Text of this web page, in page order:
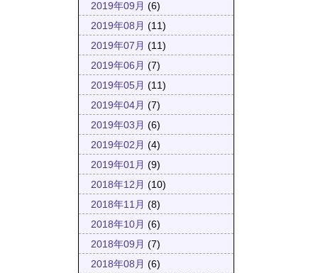
2019年09月 (6)
2019年08月 (11)
2019年07月 (11)
2019年06月 (7)
2019年05月 (11)
2019年04月 (7)
2019年03月 (6)
2019年02月 (4)
2019年01月 (9)
2018年12月 (10)
2018年11月 (8)
2018年10月 (6)
2018年09月 (7)
2018年08月 (6)